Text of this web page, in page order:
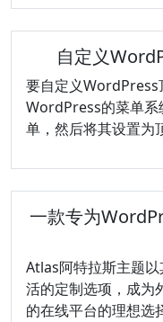
主
题
三
大
特
自定义
要自定义WordPress
WordPress的菜单系
单，然后将其设置为
一款专为
Atlas阿特拉斯主题
活的定制选项，成为
的在线平台的理想选